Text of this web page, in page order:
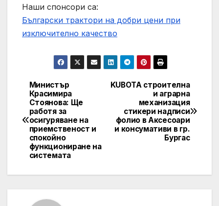
Наши спонсори са:
Български трактори на добри цени при
изключително качество
Post
navigation
KUBOTA строителна
и аграрна
механизация
стикери надписи
фолио в Аксесоари
и консумативи в гр.
Бургас
Министър
Красимира
Стоянова: Ще
работя за
осигуряване на
приемственост и
спокойно
функциониране на
системата